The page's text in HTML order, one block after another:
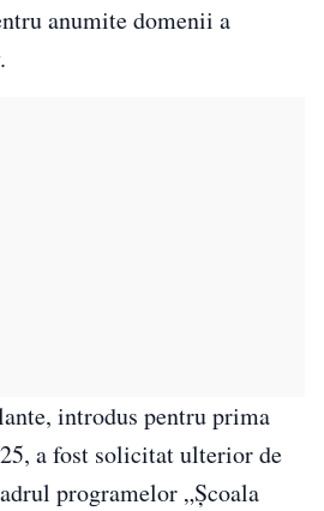
anumite domenii a
introdus pentru prima
a fost solicitat ulterior de
programelor „Școala